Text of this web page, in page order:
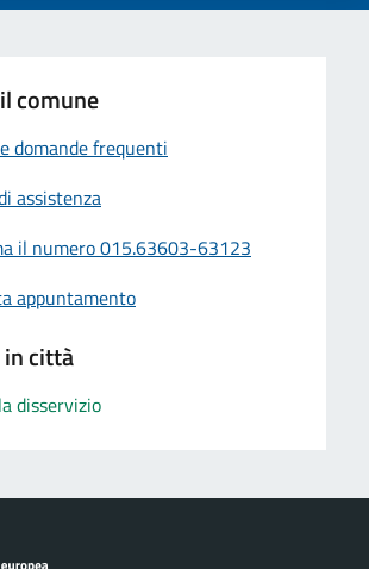
comune
domande frequenti
assistenza
il numero 015.63603-63123
appuntamento
città
disservizio